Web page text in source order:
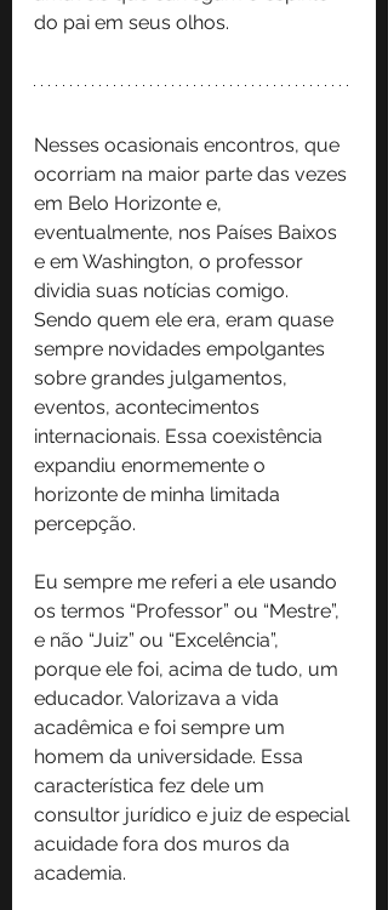
do pai em seus olhos.
Nesses ocasionais encontros, que
ocorriam na maior parte das vezes
em Belo Horizonte e,
eventualmente, nos Países Baixos
e em Washington, o professor
dividia suas notícias comigo.
Sendo quem ele era, eram quase
sempre novidades empolgantes
sobre grandes julgamentos,
eventos, acontecimentos
internacionais. Essa coexistência
expandiu enormemente o
horizonte de minha limitada
percepção.
Eu sempre me referi a ele usando
os termos “Professor” ou “Mestre”,
e não “Juiz” ou “Excelência”,
porque ele foi, acima de tudo, um
educador. Valorizava a vida
acadêmica e foi sempre um
homem da universidade. Essa
característica fez dele um
consultor jurídico e juiz de especial
acuidade fora dos muros da
academia.